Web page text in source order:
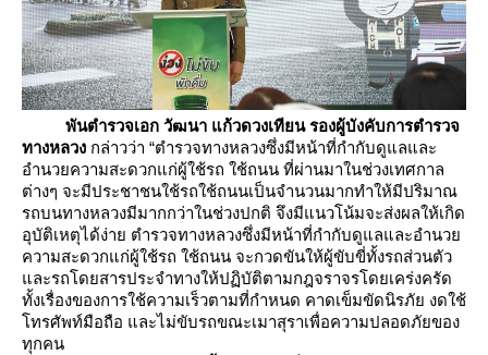
พันตำรวจเอก วัฒนา แก้วดวงเทียน รองผู้บังคับการตำรวจ
ทางหลวง กล่าวว่า “ตำรวจทางหลวงซึ่งมีหน้าที่กำกับดูแลและ
อำนวยความสะดวกแก่ผู้ใช้รถ ใช้ถนน ที่ผ่านมาในช่วงเทศกาล
ต่างๆ จะมีประชาชนใช้รถใช้ถนนเป็นจำนวนมากทำให้มีปริมาณ
รถบนทางหลวงมีมากกว่าในช่วงปกติ จึงมีแนวโน้มจะส่งผลให้เกิด
อุบัติเหตุได้ง่าย ตำรวจทางหลวงซึ่งมีหน้าที่กำกับดูแลและอำนว
ความสะดวกแก่ผู้ใช้รถ ใช้ถนน จะกวดขันให้ผู้ขับขี่ทั้งรถส่วนตัว
ละรถโดยสารประจำทางให้ปฏิบัติตามกฎจราจรโดยเคร่งครัด
ทั้งเรื่องของการใช้ความเร็วตามที่กำหนด คาดเข็มขัดนิรภัย งดใช้
ทรศัพท์มือถือ และไม่ขับรถขณะเมาสุราเพื่อความปลอดภัยของ
ทุกคน